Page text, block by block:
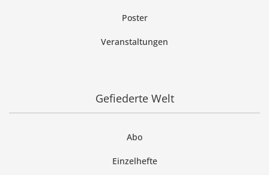
Poster
Veranstaltungen
Gefiederte Welt
Abo
Einzelhefte